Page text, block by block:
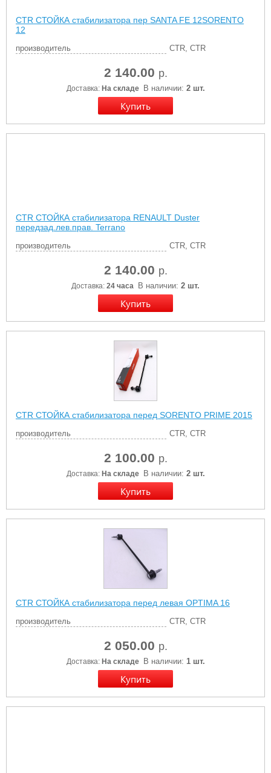
CTR СТОЙКА стабилизатора пер SANTA FE 12SORENTO
12
производитель CTR, CTR
2 140.00 р.
Доставка: На складе В наличии: 2 шт.
CTR СТОЙКА стабилизатора RENAULT Duster
передзад.лев.прав. Terrano
производитель CTR, CTR
2 140.00 р.
Доставка: 24 часа В наличии: 2 шт.
CTR СТОЙКА стабилизатора перед SORENTO PRIME 2015
производитель CTR, CTR
2 100.00 р.
Доставка: На складе В наличии: 2 шт.
CTR СТОЙКА стабилизатора перед левая OPTIMA 16
производитель CTR, CTR
2 050.00 р.
Доставка: На складе В наличии: 1 шт.